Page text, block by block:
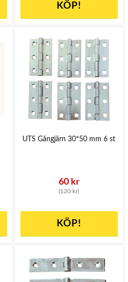
KÖP!
UTS Gångjärn 30*50 mm 6 st
60 kr
(120 kr)
KÖP!